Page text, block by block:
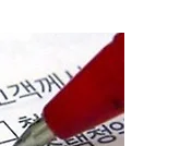
7천만원 정도의 전
전세가가 급등하
는 경우도 있어요.
가격이 떨어지면